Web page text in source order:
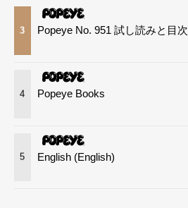
3 Popeye No. 951 試し読みと目次
4 Popeye Books
5 English (English)